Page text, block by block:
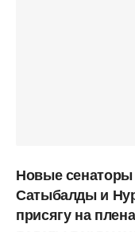
Новые
Сатыбалды и
присягу на